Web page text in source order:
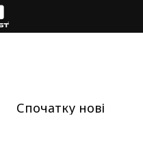
Спочатку нові